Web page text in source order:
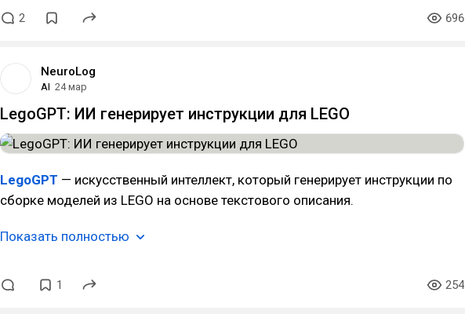
2 696
NeuroLog
AI 24 мар
LegoGPT: ИИ генерирует инструкции для LEGO
LegoGPT — искусственный интеллект, который генерирует инструкции по
сборке моделей из LEGO на основе текстового описания.
Показать полностью
1 254